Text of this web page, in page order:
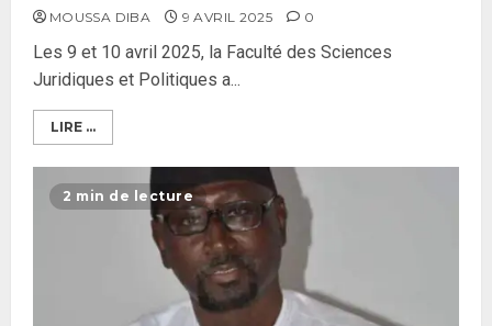
MOUSSA DIBA 9 AVRIL 2025 0
Les 9 et 10 avril 2025, la Faculté des Sciences
Juridiques et Politiques a...
LIRE ...
2 min de lecture